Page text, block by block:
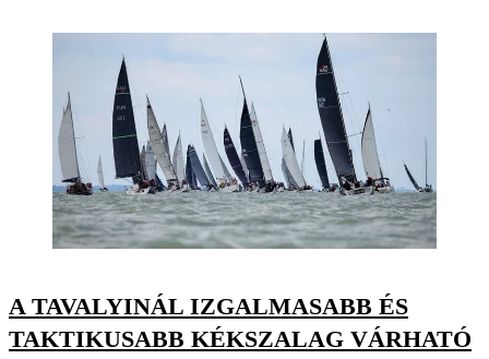
A TAVALYINÁL IZGALMASABB ÉS
TAKTIKUSABB KÉKSZALAG VÁRHATÓ